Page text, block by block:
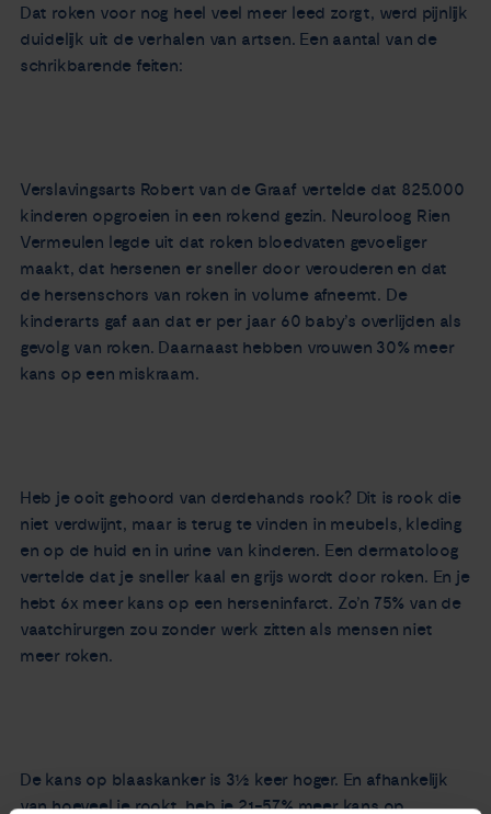
Dat roken voor nog heel veel meer leed zorgt, werd pijnlijk
duidelijk uit de verhalen van artsen. Een aantal van de
schrikbarende feiten:
Verslavingsarts Robert van de Graaf vertelde dat 825.000
kinderen opgroeien in een rokend gezin. Neuroloog Rien
Vermeulen legde uit dat roken bloedvaten gevoeliger
maakt, dat hersenen er sneller door verouderen en dat
de hersenschors van roken in volume afneemt. De
kinderarts gaf aan dat er per jaar 60 baby’s overlijden als
gevolg van roken. Daarnaast hebben vrouwen 30% meer
kans op een miskraam.
Heb je ooit gehoord van derdehands rook? Dit is rook die
niet verdwijnt, maar is terug te vinden in meubels, kleding
en op de huid en in urine van kinderen. Een dermatoloog
vertelde dat je sneller kaal en grijs wordt door roken. En je
hebt 6x meer kans op een herseninfarct. Zo’n 75% van de
vaatchirurgen zou zonder werk zitten als mensen niet
meer roken.
De kans op blaaskanker is 3½ keer hoger. En afhankelijk
van hoeveel je rookt, heb je 21-57% meer kans op